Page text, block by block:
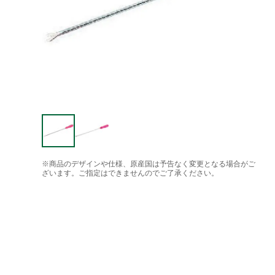
※商品のデザインや仕様、原産国は予告なく変更となる場合がご
ざいます。ご指定はできませんのでご了承ください。